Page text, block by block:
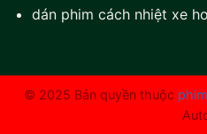
dán phim cách nhiệt xe
© 2025 Bản quyền thuộc